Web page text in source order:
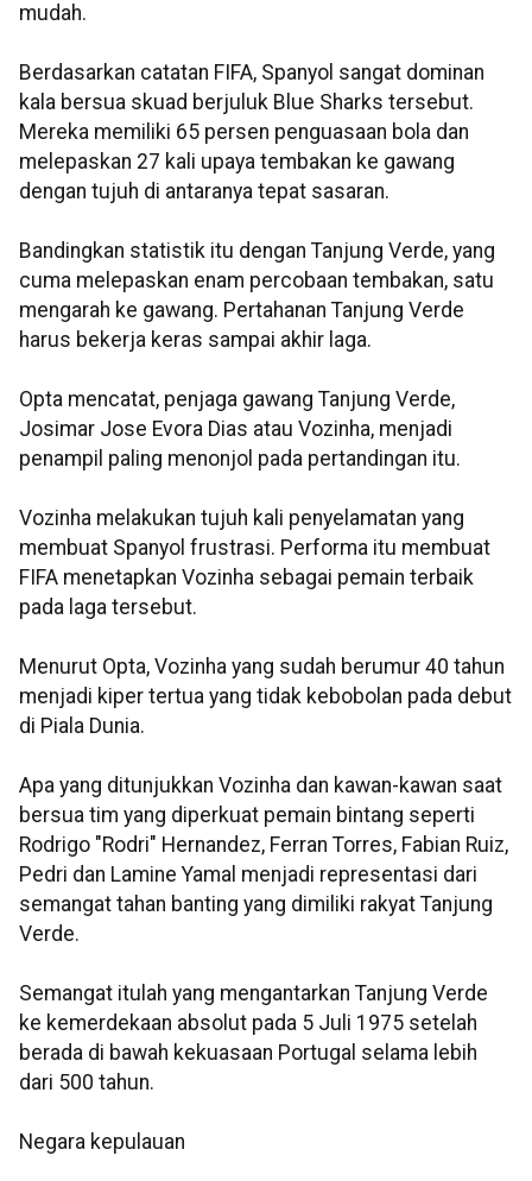
mudah.
Berdasarkan catatan FIFA, Spanyol sangat dominan
kala bersua skuad berjuluk Blue Sharks tersebut.
Mereka memiliki 65 persen penguasaan bola dan
melepaskan 27 kali upaya tembakan ke gawang
dengan tujuh di antaranya tepat sasaran.
Bandingkan statistik itu dengan Tanjung Verde, yang
cuma melepaskan enam percobaan tembakan, satu
mengarah ke gawang. Pertahanan Tanjung Verde
harus bekerja keras sampai akhir laga.
Opta mencatat, penjaga gawang Tanjung Verde,
Josimar Jose Evora Dias atau Vozinha, menjadi
penampil paling menonjol pada pertandingan itu.
Vozinha melakukan tujuh kali penyelamatan yang
membuat Spanyol frustrasi. Performa itu membuat
FIFA menetapkan Vozinha sebagai pemain terbaik
pada laga tersebut.
Menurut Opta, Vozinha yang sudah berumur 40 tahun
menjadi kiper tertua yang tidak kebobolan pada debut
di Piala Dunia.
Apa yang ditunjukkan Vozinha dan kawan-kawan saat
bersua tim yang diperkuat pemain bintang seperti
Rodrigo "Rodri" Hernandez, Ferran Torres, Fabian Ruiz,
Pedri dan Lamine Yamal menjadi representasi dari
semangat tahan banting yang dimiliki rakyat Tanjung
Verde.
Semangat itulah yang mengantarkan Tanjung Verde
ke kemerdekaan absolut pada 5 Juli 1975 setelah
berada di bawah kekuasaan Portugal selama lebih
dari 500 tahun.
Negara kepulauan